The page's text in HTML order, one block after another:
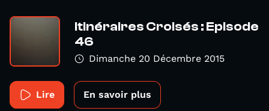
Itinéraires Croisés : Episode
46
Dimanche 20 Décembre 2015
Lire En savoir plus